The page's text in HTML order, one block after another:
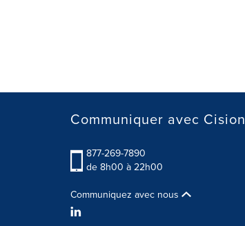
Communiquer avec Cision
877-269-7890
de 8h00 à 22h00
Communiquez avec nous